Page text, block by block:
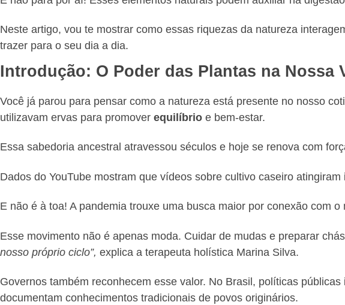
Neste artigo, vou te mostrar como essas riquezas da natureza
trazer para o seu dia a dia.
Introdução: O Poder das Plantas na Nossa
Você já parou para pensar como a natureza está presente no nosso
utilizavam ervas para promover equilíbrio e bem-estar.
Essa sabedoria ancestral atravessou séculos e hoje se renova com
Dados do YouTube mostram que vídeos sobre cultivo caseiro
E não é à toa! A pandemia trouxe uma busca maior por conexão com
Esse movimento não é apenas moda. Cuidar de mudas e preparar
nosso próprio ciclo”, explica a terapeuta holística Marina Silva.
Governos também reconhecem esse valor. No Brasil, políticas públicas
documentam conhecimentos tradicionais de povos originários.